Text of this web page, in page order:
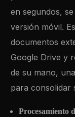
en segundos,
versión móvil.
documentos
Google Drive y
de su mano,
para consolidar
Procesamiento